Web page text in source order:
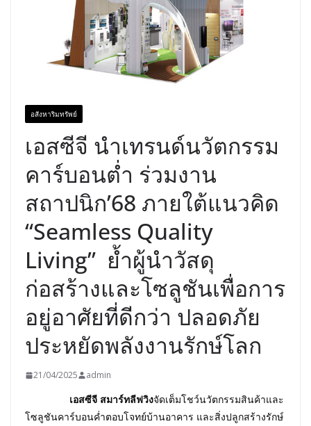
อสังหาริมทรัพย์
เอสซีจี นำเทรนด์นวัตกรรม
คาร์บอนต่ำ ร่วมงาน
สถาปนิก’68 ภายใต้แนวคิด
“Seamless Quality
Living” ย้ำผู้นำวัสดุ
ก่อสร้างและโซลูชันเพื่อการ
อยู่อาศัยที่ดีกว่า ปลอดภัย
ประหยัดพลังงานรักษ์โลก
21/04/2025 admin
เอสซีจี สมาร์ทลีฟวิงจัดเต็มโชว์นวัตกรรมสินค้าและ
โซลูชันคาร์บอนค่ำตอบโจทย์บ้านอาคาร และสิ่งปลูกสร้างรักษ์